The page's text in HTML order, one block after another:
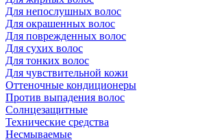
Для непослушных волос
Для окрашенных волос
Для поврежденных волос
Для сухих волос
Для тонких волос
Для чувствительной кожи
Оттеночные кондиционеры
Против выпадения волос
Солнцезащитные
Технические средства
Несмываемые